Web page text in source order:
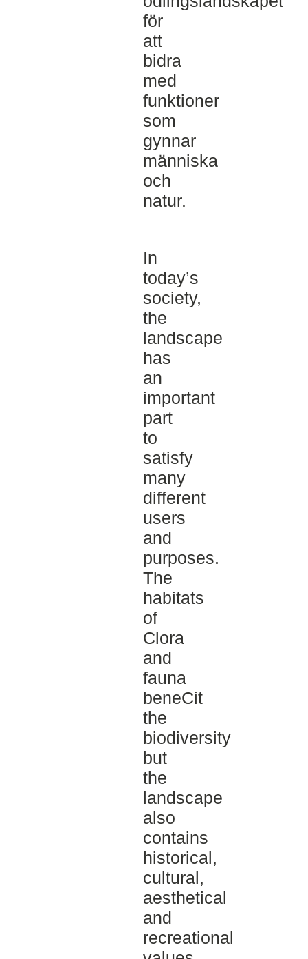
för
att
bidra
med
funktioner
som
gynnar
människa
och
natur.
In
today’s
society,
the
landscape
has
an
important
part
to
satisfy
many
different
users
and
purposes.
The
habitats
of
Clora
and
fauna
beneCit
the
biodiversity
but
the
landscape
also
contains
historical,
cultural,
aesthetical
and
recreational